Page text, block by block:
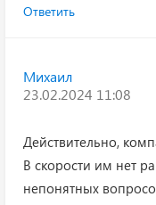
Ответить
Михаил
23.02.2024 11:08
Действительно,
В скорости им нет
непонятных